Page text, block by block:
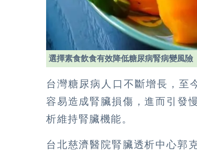
選擇素食飲食有效降低糖尿病腎病變風險
台灣糖尿病人口不斷增長，至
容易造成腎臟損傷，進而引發
析維持腎臟機能。
台北慈濟醫院腎臟透析中心郭